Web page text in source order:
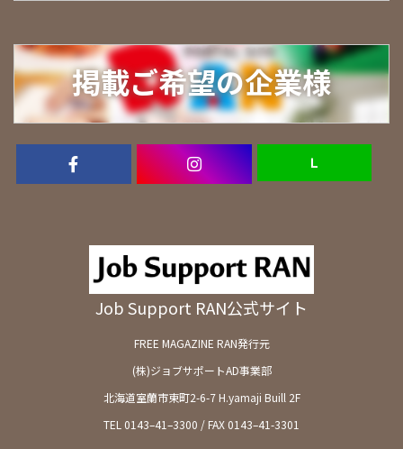
掲載ご希望の企業様
Ｌ
Job Support RAN公式サイト
FREE MAGAZINE RAN発行元
(株)ジョブサポートAD事業部
北海道室蘭市東町2-6-7 H.yamaji Buill 2F
TEL 0143–41–3300 / FAX 0143–41-3301